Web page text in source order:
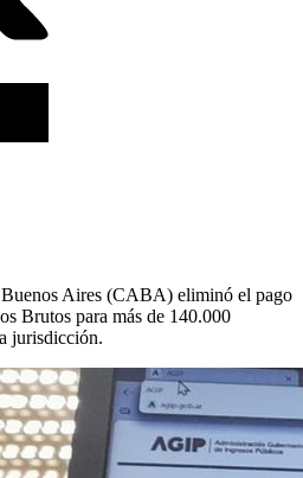
Aires (CABA) eliminó el pago
Brutos para más de 140.000
jurisdicción.